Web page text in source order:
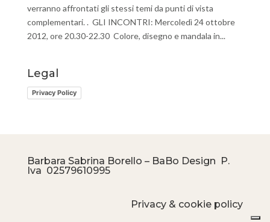
verranno affrontati gli stessi temi da punti di vista
complementari. . GLI INCONTRI: Mercoledì 24 ottobre
2012, ore 20.30-22.30 Colore, disegno e mandala in...
Legal
Privacy Policy
Barbara Sabrina Borello – BaBo Design P.
Iva 02579610995
Privacy & cookie policy